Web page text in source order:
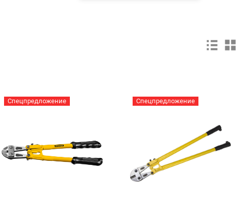
Спецпредложение Спецпредложение